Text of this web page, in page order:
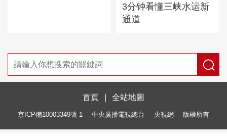
3分钟看懂三峡水运新
通道
首頁 全站地圖
京ICP備10003349號-1 中央廣播電視總台 央視網 版權所有